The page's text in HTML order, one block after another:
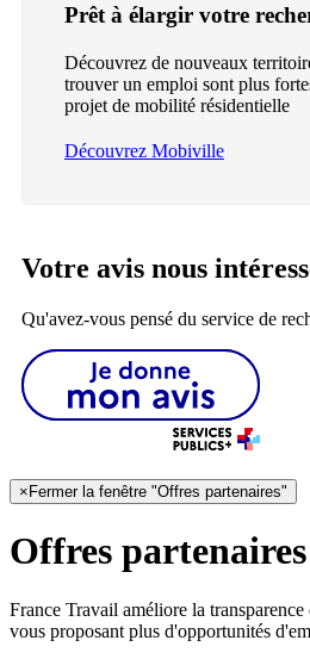
Prêt à élargir votre
Découvrez de nouveaux
trouver un emploi sont plus
projet de mobilité résidentielle
Découvrez Mobiville
Votre avis nous
Qu'avez-vous pensé du service de
× Fermer la fenêtre "Offres partenaires"
Offres partenaires
France Travail améliore la
vous proposant plus d'opportunités